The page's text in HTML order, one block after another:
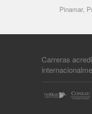
Pinamar,
Carreras